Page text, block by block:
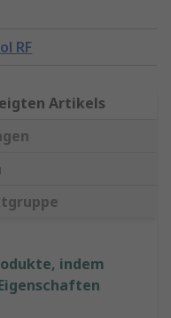
RF
Artikels
indem